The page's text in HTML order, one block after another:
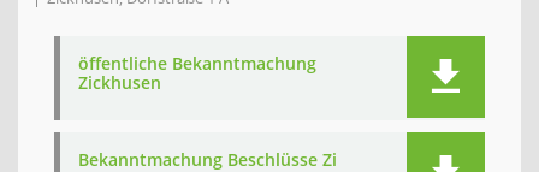
öffentliche Bekanntmachung
Zickhusen
Bekanntmachung Beschlüsse Zi